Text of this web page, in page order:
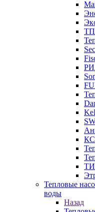
КС
Тепловые
воды
Назад